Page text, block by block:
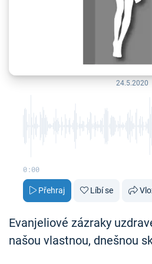
24.5.2020
0:00
Přehraj Líbí se
Evanjeliové zázraky
našou vlastnou, dnešnou